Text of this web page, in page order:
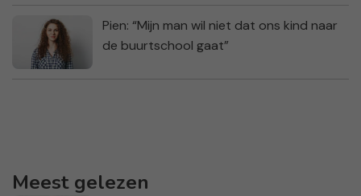
Pien: “Mijn man wil niet dat ons kind naar
de buurtschool gaat”
Meest gelezen